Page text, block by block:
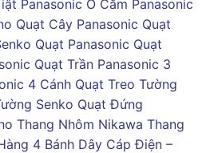
Panasonic Ổ Cắm Panasonic
Quạt Cây Panasonic Quạt
Quạt Panasonic Quạt
Quạt Trần Panasonic 3
4 Cánh Quạt Treo Tường
Senko Quạt Đứng
Thang Nhôm Nikawa Thang
4 Bánh Dây Cáp Điện –